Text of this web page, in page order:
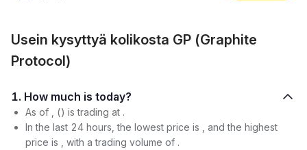
Usein kysyttyä kolikosta GP (Graphite
Protocol)
1. How much is today?
As of , () is trading at .
In the last 24 hours, the lowest price is , and the highest
price is , with a trading volume of .